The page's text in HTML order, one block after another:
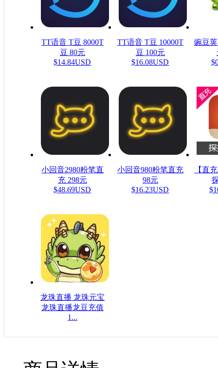
TT语音 T豆 8000T
豆 80元
$14.84USD
TT语音 T豆 10000T
豆 100元
$16.08USD
豌豆
小回音2980粉笔直
充 298元
$48.69USD
小回音980粉笔直充
98元
$16.23USD
【直
龙珠直播 龙珠元宝
龙珠直播龙豆充值
1...